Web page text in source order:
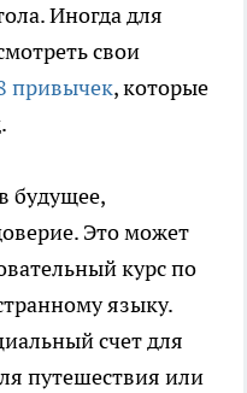
Иногда для
свои
привычек, которые
будущее,
Это может
курс по
языку.
счет для
путешествия или